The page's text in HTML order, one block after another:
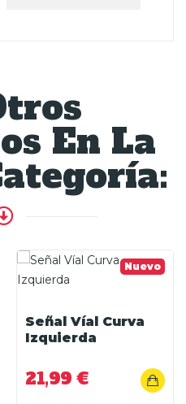
En La
Nuevo
Señal Víal Curva
Izquierda
21,99 €